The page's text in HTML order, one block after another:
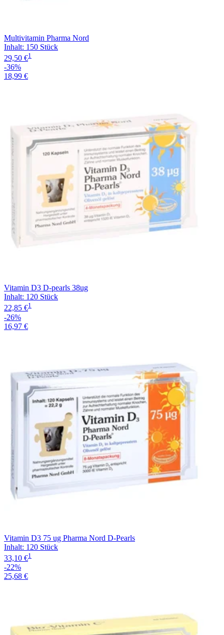
Multivitamin Pharma Nord
Inhalt: 150 Stück
29,50 €1
-36%
18,99 €
Vitamin D3 D-pearls 38ug
Inhalt: 120 Stück
22,85 €1
-26%
16,97 €
Vitamin D3 75 ug Pharma Nord D-Pearls
Inhalt: 120 Stück
33,10 €1
-22%
25,68 €